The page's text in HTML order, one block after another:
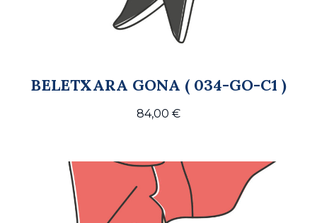
BELETXARA GONA ( 034-GO-C1 )
84,00 €